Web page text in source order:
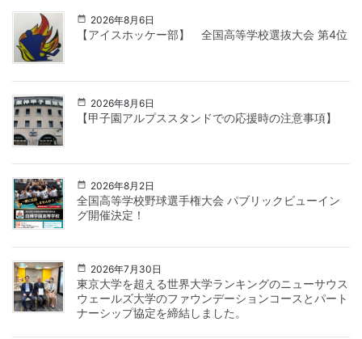
2026年8月6日
【アイスホッケー部】 全国高等学校選抜大会 第4位
2026年8月6日
【甲子園アルプススタンドでの応援時の注意事項】
2026年8月2日
全国高等学校野球選手権大会 パブリックビューイン
グ開催決定！
2026年7月30日
東京大学を超える世界大学ランキングのニューサウス
ウェールズ大学のファウンデーションコースとパート
ナーシップ協定を締結しました。